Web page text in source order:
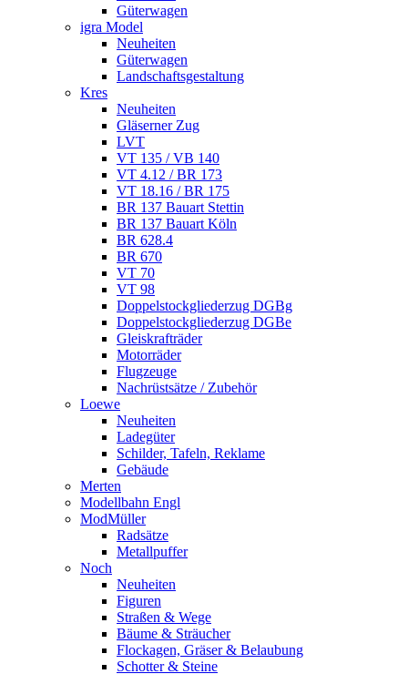
Güterwagen
igra Model
Neuheiten
Güterwagen
Landschaftsgestaltung
Kres
Neuheiten
Gläserner Zug
LVT
VT 135 / VB 140
VT 4.12 / BR 173
VT 18.16 / BR 175
BR 137 Bauart Stettin
BR 137 Bauart Köln
BR 628.4
BR 670
VT 70
VT 98
Doppelstockgliederzug DGBg
Doppelstockgliederzug DGBe
Gleiskrafträder
Motorräder
Flugzeuge
Nachrüstsätze / Zubehör
Loewe
Neuheiten
Ladegüter
Schilder, Tafeln, Reklame
Gebäude
Merten
Modellbahn Engl
ModMüller
Radsätze
Metallpuffer
Noch
Neuheiten
Figuren
Straßen & Wege
Bäume & Sträucher
Flockagen, Gräser & Belaubung
Schotter & Steine